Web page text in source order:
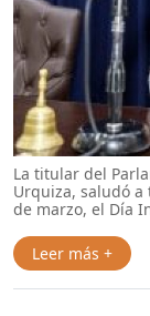
La titular del
Urquiza, saludó a
de marzo, el Día
Leer más +